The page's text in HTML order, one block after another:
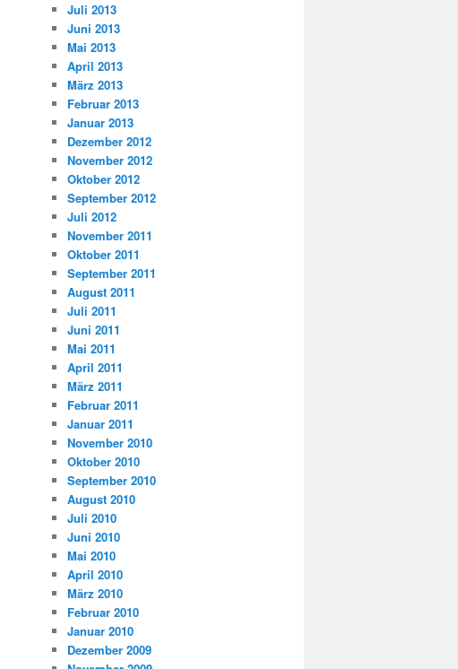
Juli 2013
Juni 2013
Mai 2013
April 2013
März 2013
Februar 2013
Januar 2013
Dezember 2012
November 2012
Oktober 2012
September 2012
Juli 2012
November 2011
Oktober 2011
September 2011
August 2011
Juli 2011
Juni 2011
Mai 2011
April 2011
März 2011
Februar 2011
Januar 2011
November 2010
Oktober 2010
September 2010
August 2010
Juli 2010
Juni 2010
Mai 2010
April 2010
März 2010
Februar 2010
Januar 2010
Dezember 2009